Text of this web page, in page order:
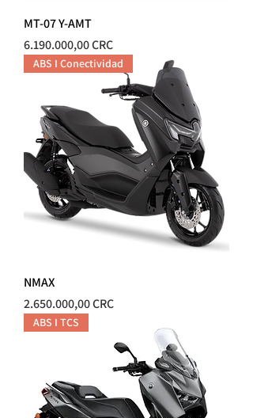
MT-07 Y-AMT
Precio
6.190.000,00 CRC
ABS I Conectividad
NMAX
Precio
2.650.000,00 CRC
ABS I TCS